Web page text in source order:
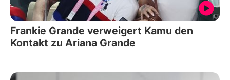
Frankie Grande verweigert Kamu den
Kontakt zu Ariana Grande